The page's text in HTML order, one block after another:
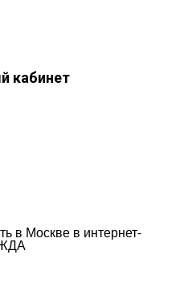
кабинет
в Москве в интернет-